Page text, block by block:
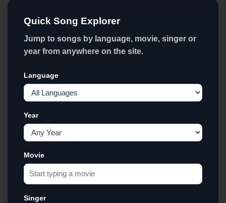
Quick Song Explorer
Jump to songs by language, movie, singer or
year from anywhere on the site.
Language
Year
Movie
Singer